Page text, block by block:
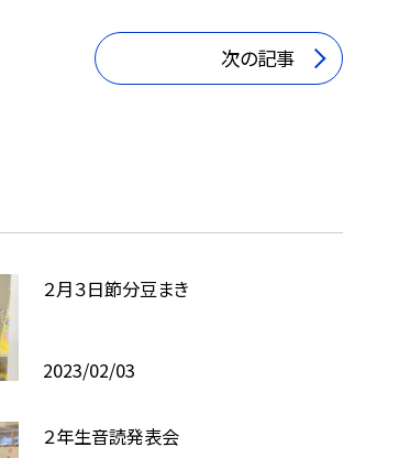
次の記事
２月３日節分豆まき
2023/02/03
２年生音読発表会